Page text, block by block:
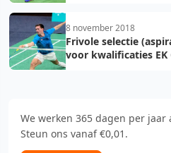
8 november 2018
Frivole selectie
voor kwalificaties EK
We werken 365 dagen per
Steun ons vanaf €0,01.